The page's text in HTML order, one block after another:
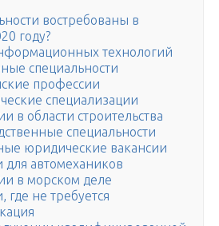
востребованы в
году?
технологий
специальности
профессии
специализации
в области строительства
специальности
юридические вакансии
для автомехаников
в морском деле
где не требуется